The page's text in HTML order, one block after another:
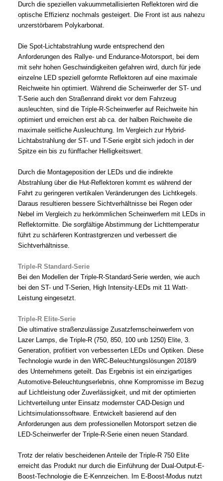
Durch die speziellen vakuummetallisierten Reflektoren wird die
optische Effizienz nochmals gesteigert. Die Front ist aus nahezu
unzerstörbarem Polykarbonat.
Die Spot-Lichtabstrahlung wurde entsprechend den
Anforderungen des Rallye- und Endurance-Motorsport, bei dem
mit sehr hohen Geschwindigkeiten gefahren wird, durch für jede
einzelne LED speziell geformte Reflektoren auf eine maximale
Reichweite hin optimiert. Während die Scheinwerfer der ST- und
T-Serie auch den Straßenrand direkt vor dem Fahrzeug
ausleuchten, sind die Triple-R-Scheinwerfer auf Reichweite hin
optimiert und erreichen erst ab ca. der halben Reichweite die
maximale seitliche Ausleuchtung. Im Vergleich zur Hybrid-
Lichtabstrahlung der ST- und T-Serie ergibt sich jedoch in der
Spitze ein bis zu fünffacher Helligkeitswert.
Durch die Montageposition der LEDs und die indirekte
Abstrahlung über die Hut-Reflektoren kommt es während der
Fahrt zu geringeren vertikalen Veränderungen des Lichtkegels.
Daraus resultieren bessere Sichtverhältnisse bei Regen oder
Nebel im Vergleich zu herkömmlichen Scheinwerfern mit LEDs in
Reflektormitte. Die sorgfältige Abstimmung der Lichttemperatur
führt zu schärferen Kontrastgrenzen und verbessert die
Sichtverhältnisse.
Triple-R Standard-Serie
Bei den Modellen der Triple-R-Standard-Serie werden, wie auch
bei den ST- und T-Serien, High Intensity-LEDs mit 11 Watt-
Leistung eingesetzt.
Triple-R Elite-Serie
Die ultimative straßenzulässige Zusatzfernscheinwerfern von
Lazer Lamps, die Triple-R (750, 850, 100 unb 1250) Elite, 3.
Generation, profitiert von verbesserten LEDs und Optiken. Diese
Technologie wurde in den WRC-Beleuchtungslösungen 2018/9
des Unternehmens geteilt. Das Ergebnis ist ein einzigartiges
Automotive-Beleuchtungserlebnis, ohne Kompromisse im Bezug
auf Lichtleistung oder Zuverlässigkeit, und mit der optimierten
Lichtverteilung unter Einsatz modernster CAD-Design und
Lichtsimulationssoftware. Entwickelt basierend auf den
Anforderungen aus dem professionellen Motorsport setzen die
LED-Scheinwerfer der Triple-R-Serie einen neuen Standard.
Trotz der relativ bescheidenen Anteile der Triple-R 750 Elite
erreicht das Produkt nur durch die Einführung der Dual-Output-E-
Boost-Technologie die E-Kennzeichen. Im E-Boost-Modus nutzt